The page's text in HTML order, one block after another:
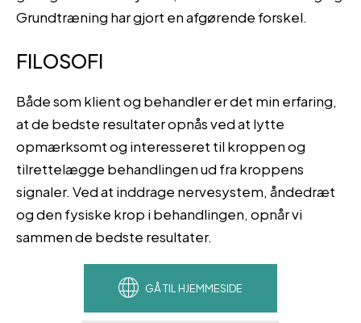
Grundtræning har gjort en afgørende forskel.
FILOSOFI
Både som klient og behandler er det min erfaring,
at de bedste resultater opnås ved at lytte
opmærksomt og interesseret til kroppen og
tilrettelægge behandlingen ud fra kroppens
signaler. Ved at inddrage nervesystem, åndedræt
og den fysiske krop i behandlingen, opnår vi
sammen de bedste resultater.
GÅ TIL HJEMMESIDE